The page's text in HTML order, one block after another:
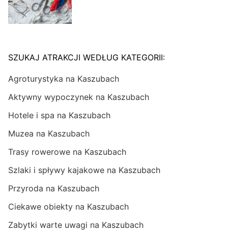
SZUKAJ ATRAKCJI WEDŁUG KATEGORII:
Agroturystyka na Kaszubach
Aktywny wypoczynek na Kaszubach
Hotele i spa na Kaszubach
Muzea na Kaszubach
Trasy rowerowe na Kaszubach
Szlaki i spływy kajakowe na Kaszubach
Przyroda na Kaszubach
Ciekawe obiekty na Kaszubach
Zabytki warte uwagi na Kaszubach